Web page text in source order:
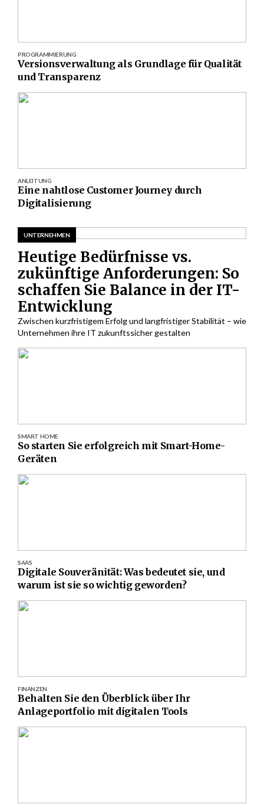
Versionsverwaltung als Grundlage für Qualität
und Transparenz
PROGRAMMIERUNG
Eine nahtlose Customer Journey durch
Digitalisierung
ANLEITUNG
Heutige Bedürfnisse vs.
zukünftige Anforderungen: So
schaffen Sie Balance in der IT-
Entwicklung
Zwischen kurzfristigem Erfolg und langfristiger Stabilität – wie
Unternehmen ihre IT zukunftssicher gestalten
UNTERNEHMEN
So starten Sie erfolgreich mit Smart-Home-
Geräten
SMART HOME
Digitale Souveränität: Was bedeutet sie, und
warum ist sie so wichtig geworden?
SAAS
Behalten Sie den Überblick über Ihr
Anlageportfolio mit digitalen Tools
FINANZEN